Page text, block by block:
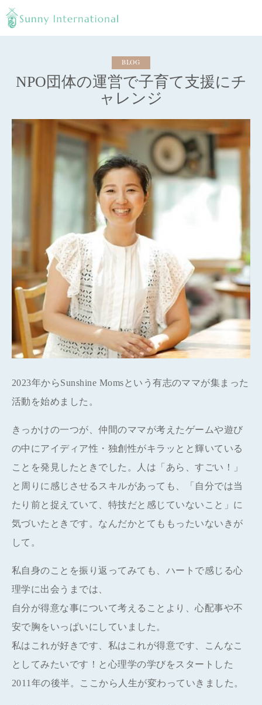
BLOG
NPO団体の運営で子育て支援にチ
ャレンジ
2023年からSunshine Momsという有志のママが集まった
活動を始めました。
きっかけの一つが、仲間のママが考えたゲームや遊び
の中にアイディア性・独創性がキラッとと輝いている
ことを発見したときでした。人は「あら、すごい！」
と周りに感じさせるスキルがあっても、「自分では当
たり前と捉えていて、特技だと感じていないこと」に
気づいたときです。なんだかとてももったいないきが
して。
私自身のことを振り返ってみても、ハートで感じる心
理学に出会うまでは、
自分が得意な事について考えることより、心配事や不
安で胸をいっぱいにしていました。
私はこれが好きです、私はこれが得意です、こんなこ
としてみたいです！と心理学の学びをスタートした
2011年の後半。ここから人生が変わっていきました。